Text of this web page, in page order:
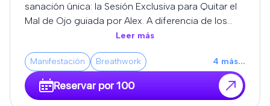
sanación única: la Sesión Exclusiva para Quitar el
Mal de Ojo guiada por Alex. A diferencia de los
métodos estandarizados, Alex trabaja desde la
canalización pura y la transmutación de alta
frecuencia, adaptando cada sesión a la carga
exacta que sostiene tu campo áurico.
Leer más
Manifestación Breathwork 4 más...
Reservar por 100